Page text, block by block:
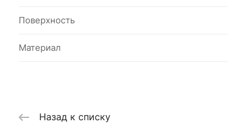
Поверхность
Материал
Назад к списку